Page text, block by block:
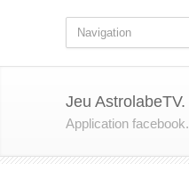
Jeu AstrolabeTV.
Application facebook.